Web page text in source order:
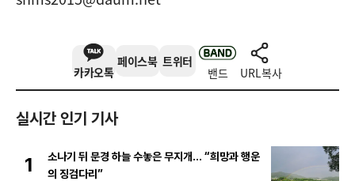
카카오톡
페이스북 트위터
밴드 URL복사
실시간 인기 기사
1
소나기 뒤 문경 하늘 수놓은 무지개… “희망과 행운
의 징검다리”